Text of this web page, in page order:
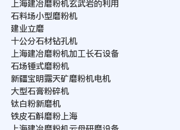
上海建冶磨粉机玄武岩的利用
石料场小型磨粉机
建业立磨
十公分石材钻孔机
上海建冶磨粉机加工长石设备
石场锤式磨粉机
新疆宝明露天矿磨粉机电机
大型石膏粉碎机
钛白粉新磨机
铁皮石斛磨粉上海